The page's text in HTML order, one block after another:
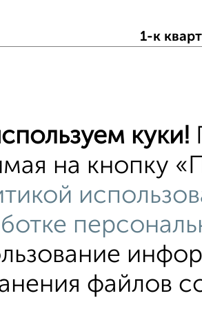
1-к
С
с
с
Двухкомнатные
куки!
на кнопку
файлов